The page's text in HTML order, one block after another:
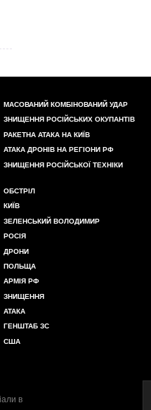
МАСОВАНИЙ КОМБІНОВАНИЙ УДАР
ЗНИЩЕННЯ РОСІЙСЬКИХ ОКУПАНТІВ
РАКЕТНА АТАКА НА КИЇВ
АТАКА ДРОНІВ НА РЕГІОНИ РФ
ЗНИЩЕННЯ РОСІЙСЬКОЇ ТЕХНІКИ
ОБСТРІЛ
КИЇВ
ЗЕЛЕНСЬКИЙ ВОЛОДИМИР
РОСІЯ
ДРОНИ
ПОЛЬЩА
АРМІЯ РФ
ЗНИЩЕННЯ
АТАКА
ГЕНШТАБ ЗС
США
в